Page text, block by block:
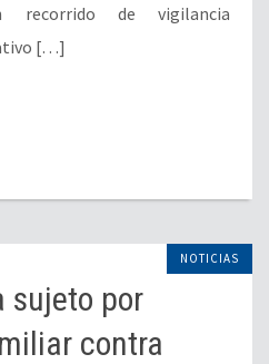
recorrido de vigilancia
[…]
NOTICIAS
sujeto por
contra